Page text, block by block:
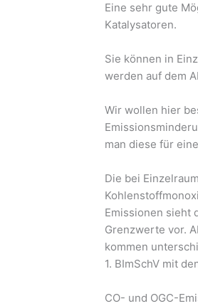
Eine sehr gute
Katalysatoren.
Sie können in
werden auf dem
Wir wollen hier
man diese für
Die bei
Emissionen sieht
Grenzwerte vor.
kommen
1. BImSchV mit
CO- und OGC-